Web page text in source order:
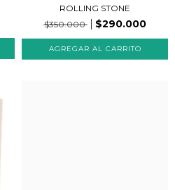
ROLLING STONE
$350.000
$290.000